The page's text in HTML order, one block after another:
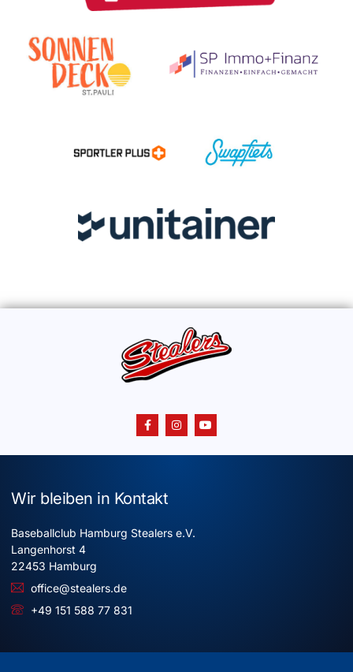
Wir bleiben in Kontakt
Baseballclub Hamburg Stealers e.V.
Langenhorst 4
22453 Hamburg
office@stealers.de
+49 151 588 77 831